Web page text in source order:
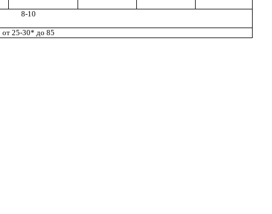
8-10
от 25-30* до 85